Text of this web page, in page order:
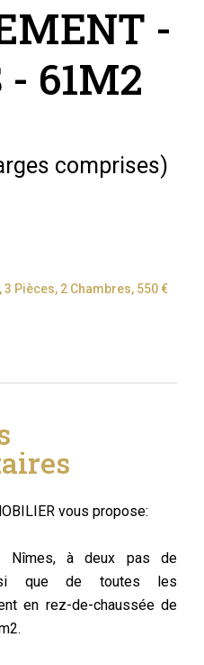
-
- 61M2
comprises)
Pièces, 2 Chambres, 550 €
vous propose:
Nîmes, à deux pas de
que de toutes les
en rez-de-chaussée de